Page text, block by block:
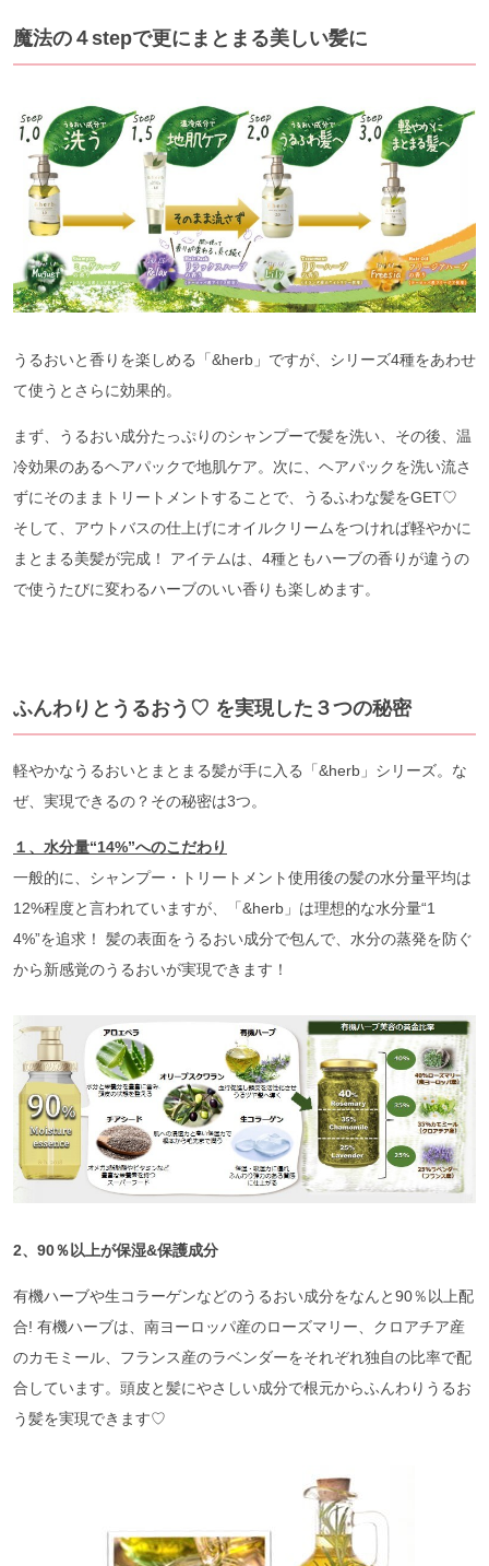
魔法の４stepで更にまとまる美しい髪に
うるおいと香りを楽しめる「&herb」ですが、シリーズ4種をあわせ
て使うとさらに効果的。
まず、うるおい成分たっぷりのシャンプーで髪を洗い、その後、温
冷効果のあるヘアパックで地肌ケア。次に、ヘアパックを洗い流さ
ずにそのままトリートメントすることで、うるふわな髪をGET♡
そして、アウトバスの仕上げにオイルクリームをつければ軽やかに
まとまる美髪が完成！ アイテムは、4種ともハーブの香りが違うの
で使うたびに変わるハーブのいい香りも楽しめます。
ふんわりとうるおう♡ を実現した３つの秘密
軽やかなうるおいとまとまる髪が手に入る「&herb」シリーズ。な
ぜ、実現できるの？その秘密は3つ。
１、水分量“14%”へのこだわり
一般的に、シャンプー・トリートメント使用後の髪の水分量平均は
12%程度と言われていますが、「&herb」は理想的な水分量“1
4%”を追求！ 髪の表面をうるおい成分で包んで、水分の蒸発を防ぐ
から新感覚のうるおいが実現できます！
2、90％以上が保湿&保護成分
有機ハーブや生コラーゲンなどのうるおい成分をなんと90％以上配
合! 有機ハーブは、南ヨーロッパ産のローズマリー、クロアチア産
のカモミール、フランス産のラベンダーをそれぞれ独自の比率で配
合しています。頭皮と髪にやさしい成分で根元からふんわりうるお
う髪を実現できます♡